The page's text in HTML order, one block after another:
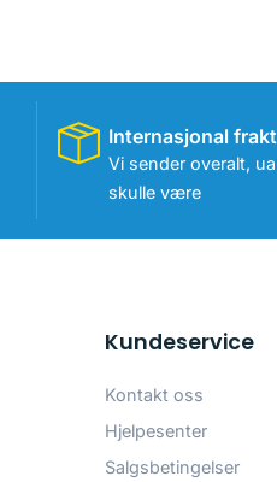
Internasjonal frakt
Vi sender overalt,
skulle være
Kundeservice
Kontakt oss
Hjelpesenter
Salgsbetingelser